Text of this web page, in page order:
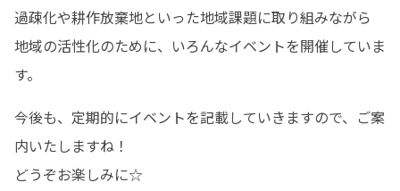
過疎化や耕作放棄地といった地域課題に取り組みながら
地域の活性化のために、いろんなイベントを開催していま
す。
今後も、定期的にイベントを記載していきますので、ご案
内いたしますね！
どうぞお楽しみに☆